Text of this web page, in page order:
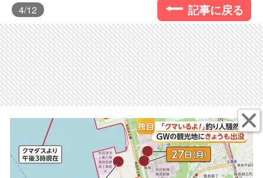
4/12 記事に戻る